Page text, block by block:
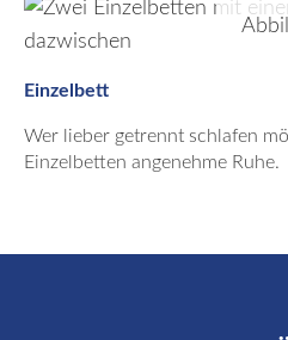
Einzelbett
Wer lieber getrennt schlafen
Einzelbetten angenehme Ruhe.